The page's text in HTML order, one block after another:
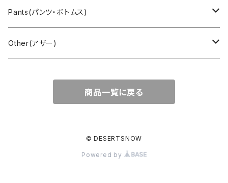
Cover all(カバーオール)
Nylon Jacket(ナイロンジャケット)
Long Coat(ロングコート)
Russell（ラッセル）
Vest(ベスト)
Military （ミリタリー）
Euro(ヨーロッパ)
Work（ワーク）
Outdoor(アウトドア)
Character（キャラクター）
Military (ミリタリー )
bowling（ボウリング）
Sport(スポーツ)
Harley Davidson(ハーレーダビッドソン)
SK-8(スケート)
Pants(パンツ・ボトムス)
Carhartt,Dickies(カーハート、ディッキーズ)
US Military（ユーエスミリタリー）
EURO Military(ユーロミリタリー)
Other(アザー)
商品一覧に戻る
© DESERTSNOW
Powered by